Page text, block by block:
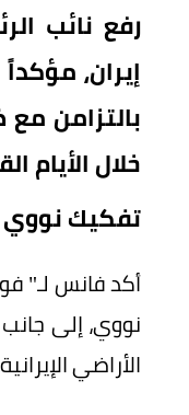
رفع نائب
إيران،
بالتزامن
خلال الأيام
تفكيك نووي
أكد فانس لـ"
نووي، إلى
الأراضي